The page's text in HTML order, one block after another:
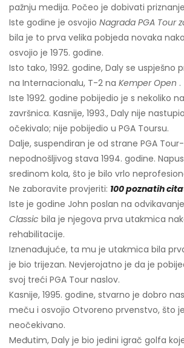
pažnju medija. Počeo je dobivati
Iste godine je osvojio Nagrada PGA Tour
bila je to prva velika pobjeda novaka
osvojio je 1975. godine.
Isto tako, 1992. godine, Daly se uspješno
na Internacionalu, T-2 na Kemper Open .
Iste 1992. godine pobijedio je s nekoliko
završnica. Kasnije, 1993., Daly nije
očekivalo; nije pobijedio u PGA Toursu.
Dalje, suspendiran je od strane PGA
nepodnošljivog stava 1994. godine.
sredinom kola, što je bilo vrlo
Ne zaboravite provjeriti: 100 poznatih
Iste je godine John poslan na
Classic bila je njegova prva utakmica
rehabilitacije.
Iznenađujuće, ta mu je utakmica bila
je bio trijezan. Nevjerojatno je da je
svoj treći PGA Tour naslov.
Kasnije, 1995. godine, stvarno je dobro
meču i osvojio Otvoreno prvenstvo, što
neočekivano.
Međutim, Daly je bio jedini igrač golfa